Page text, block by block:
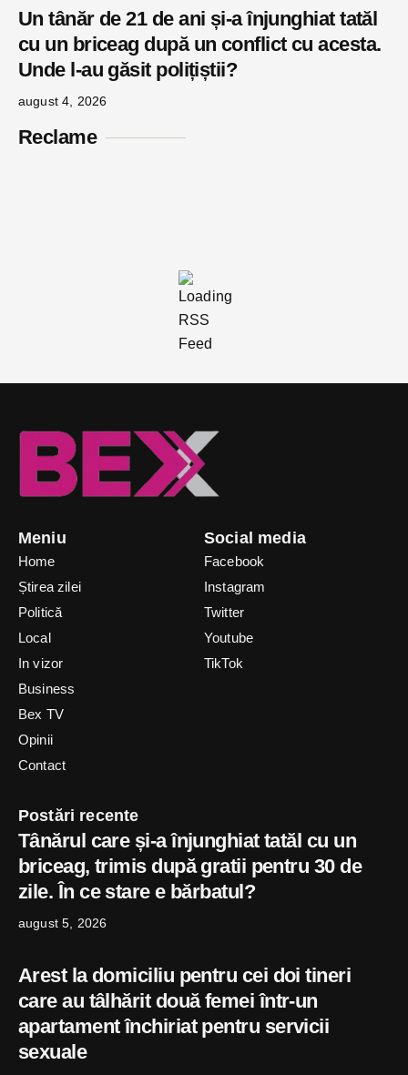
Un tânăr de 21 de ani și-a înjunghiat tatăl
cu un briceag după un conflict cu acesta.
Unde l-au găsit polițiștii?
august 4, 2026
Reclame
Meniu
Home
Știrea zilei
Politică
Local
In vizor
Business
Bex TV
Opinii
Contact
Social media
Facebook
Instagram
Twitter
Youtube
TikTok
Postări recente
Tânărul care și-a înjunghiat tatăl cu un
briceag, trimis după gratii pentru 30 de
zile. În ce stare e bărbatul?
august 5, 2026
Arest la domiciliu pentru cei doi tineri
care au tâlhărit două femei într-un
apartament închiriat pentru servicii
sexuale